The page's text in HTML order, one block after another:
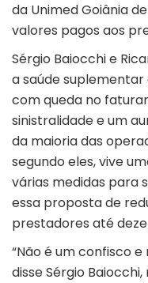
da Unimed Goiânia
valores pagos aos
Sérgio Baiocchi e
a saúde
com queda no
sinistralidade e um
da maioria das
segundo eles, vive
várias medidas para
essa proposta de
prestadores até
“Não é um confisco
disse Sérgio